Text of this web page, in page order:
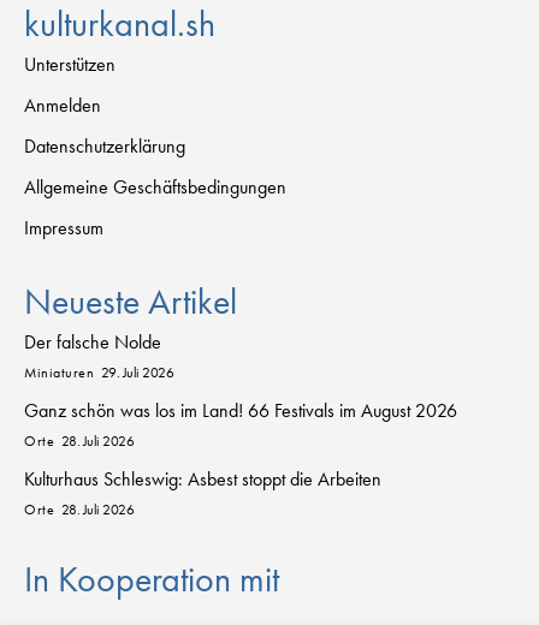
kulturkanal.sh
Unterstützen
Anmelden
Datenschutzerklärung
Allgemeine Geschäftsbedingungen
Impressum
Neueste Artikel
Der falsche Nolde
Miniaturen 29. Juli 2026
Ganz schön was los im Land! 66 Festivals im August 2026
Orte 28. Juli 2026
Kulturhaus Schleswig: Asbest stoppt die Arbeiten
Orte 28. Juli 2026
In Kooperation mit